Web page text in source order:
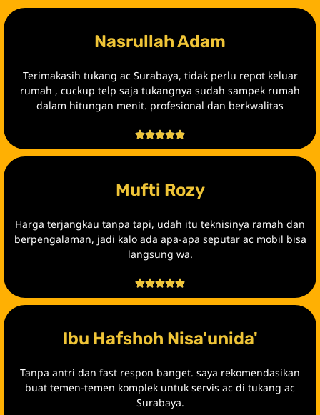
Nasrullah Adam
Terimakasih tukang ac Surabaya, tidak perlu repot keluar
rumah , cuckup telp saja tukangnya sudah sampek rumah
dalam hitungan menit. profesional dan berkwalitas

Mufti Rozy
Harga terjangkau tanpa tapi, udah itu teknisinya ramah dan
berpengalaman, jadi kalo ada apa-apa seputar ac mobil bisa
langsung wa.

Ibu Hafshoh Nisa'unida'
Tanpa antri dan fast respon banget. saya rekomendasikan
buat temen-temen komplek untuk servis ac di tukang ac
Surabaya.